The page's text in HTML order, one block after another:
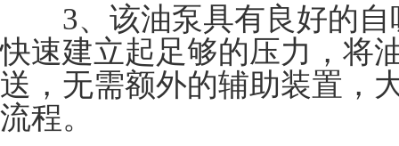
3、该油泵具有良好的自
快速建立起足够的压力，将
送，无需额外的辅助装置，
流程。